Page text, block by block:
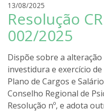
13/08/2025
o
d
r
g
o
l
i
r
Resolução
002/2025
Dispõe sobre a
investidura e exercício
Plano de Cargos e
Conselho Regional de
Resolução nº, e adota